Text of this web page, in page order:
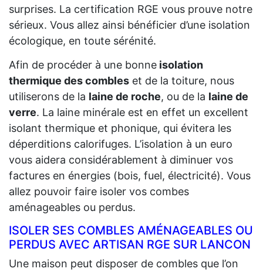
surprises. La certification RGE vous prouve notre
sérieux. Vous allez ainsi bénéficier d’une isolation
écologique, en toute sérénité.
Afin de procéder à une bonne isolation
thermique des combles et de la toiture, nous
utiliserons de la laine de roche, ou de la laine de
verre. La laine minérale est en effet un excellent
isolant thermique et phonique, qui évitera les
déperditions calorifuges. L’isolation à un euro
vous aidera considérablement à diminuer vos
factures en énergies (bois, fuel, électricité). Vous
allez pouvoir faire isoler vos combes
aménageables ou perdus.
ISOLER SES COMBLES AMÉNAGEABLES OU
PERDUS AVEC ARTISAN RGE SUR LANCON
Une maison peut disposer de combles que l’on